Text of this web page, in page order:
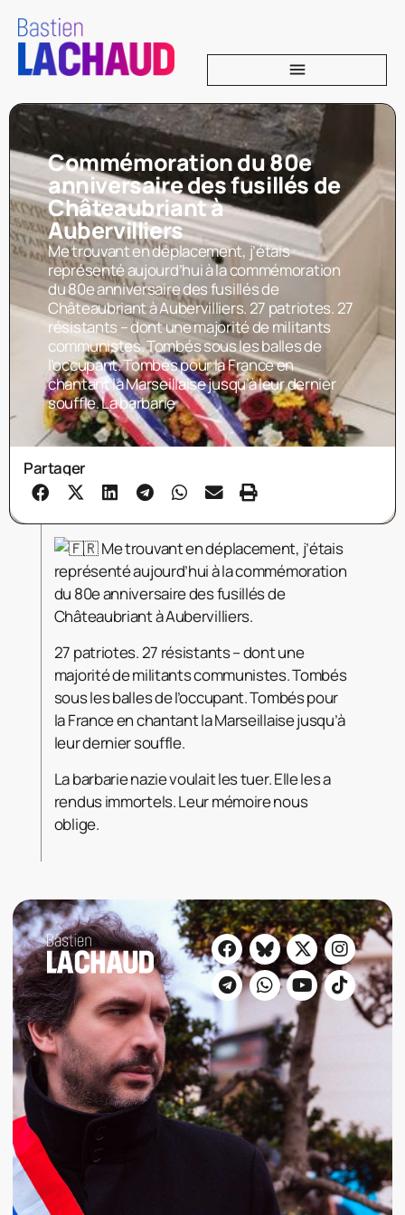
Commémoration du 80e
anniversaire des fusillés de
Châteaubriant à
Aubervilliers
Me trouvant en déplacement, j’étais
représenté aujourd’hui à la commémoration
du 80e anniversaire des fusillés de
Châteaubriant à Aubervilliers. 27 patriotes. 27
résistants – dont une majorité de militants
communistes. Tombés sous les balles de
l’occupant. Tombés pour la France en
chantant la Marseillaise jusqu’à leur dernier
souffle. La barbarie
Partager
Me trouvant en déplacement, j’étais
représenté aujourd’hui à la commémoration
du 80e anniversaire des fusillés de
Châteaubriant à Aubervilliers.
27 patriotes. 27 résistants – dont une
majorité de militants communistes. Tombés
sous les balles de l’occupant. Tombés pour
la France en chantant la Marseillaise jusqu’à
leur dernier souffle.
La barbarie nazie voulait les tuer. Elle les a
rendus immortels. Leur mémoire nous
oblige.